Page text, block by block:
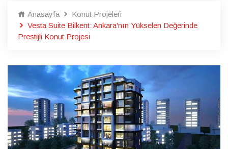
Anasayfa
Konut Projeleri
Vesta Suite Bilkent: Ankara'nın Yükselen Değerinde
Prestijli Konut Projesi